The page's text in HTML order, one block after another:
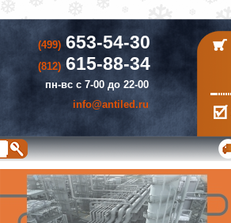
(499)653-54-30
(812)615-88-34
пн-вс с 7-00 до 22-00
info@antiled.ru